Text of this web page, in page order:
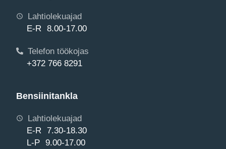
Lahtiolekuajad
E-R 8.00-17.00
Telefon töökojas
+372 766 8291
Bensiinitankla
Lahtiolekuajad
E-R 7.30-18.30
L-P 9.00-17.00